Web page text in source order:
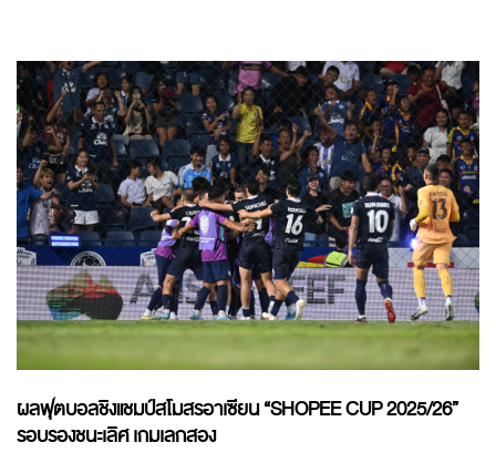
ผลฟุตบอลชิงแชมป์สโมสรอาเซียน “SHOPEE CUP 2025/26”
รอบรองชนะเลิศ เกมเลกสอง